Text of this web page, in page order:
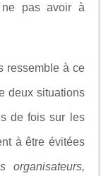
pas avoir à
ressemble à ce
deux situations
de fois sur les
à être évitées
organisateurs,